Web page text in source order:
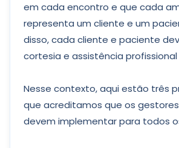
em cada encontro e que cada
representa um cliente e um
disso, cada cliente e paciente
cortesia e assistência
Nesse contexto, aqui estão três
que acreditamos que os
devem implementar para todos